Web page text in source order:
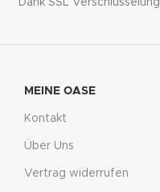
Dank SSL Verschlüsselung
MEINE OASE
Kontakt
Über Uns
Vertrag widerrufen